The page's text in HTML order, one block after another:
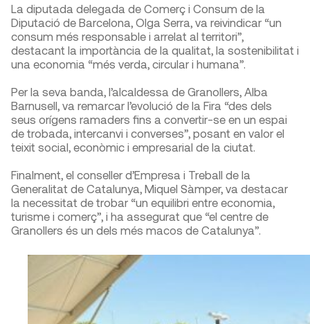
La diputada delegada de Comerç i Consum de la
Diputació de Barcelona, Olga Serra, va reivindicar “un
consum més responsable i arrelat al territori”,
destacant la importància de la qualitat, la sostenibilitat i
una economia “més verda, circular i humana”.
Per la seva banda, l’alcaldessa de Granollers, Alba
Barnusell, va remarcar l’evolució de la Fira “des dels
seus orígens ramaders fins a convertir-se en un espai
de trobada, intercanvi i converses”, posant en valor el
teixit social, econòmic i empresarial de la ciutat.
Finalment, el conseller d’Empresa i Treball de la
Generalitat de Catalunya, Miquel Sàmper, va destacar
la necessitat de trobar “un equilibri entre economia,
turisme i comerç”, i ha assegurat que “el centre de
Granollers és un dels més macos de Catalunya”.